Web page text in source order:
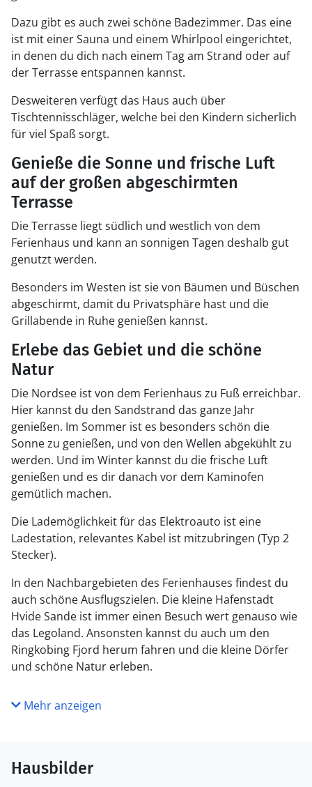
Dazu gibt es auch zwei schöne Badezimmer. Das eine
ist mit einer Sauna und einem Whirlpool eingerichtet,
in denen du dich nach einem Tag am Strand oder auf
der Terrasse entspannen kannst.
Desweiteren verfügt das Haus auch über
Tischtennisschläger, welche bei den Kindern sicherlich
für viel Spaß sorgt.
Genieße die Sonne und frische Luft
auf der großen abgeschirmten
Terrasse
Die Terrasse liegt südlich und westlich von dem
Ferienhaus und kann an sonnigen Tagen deshalb gut
genutzt werden.
Besonders im Westen ist sie von Bäumen und Büschen
abgeschirmt, damit du Privatsphäre hast und die
Grillabende in Ruhe genießen kannst.
Erlebe das Gebiet und die schöne
Natur
Die Nordsee ist von dem Ferienhaus zu Fuß erreichbar.
Hier kannst du den Sandstrand das ganze Jahr
genießen. Im Sommer ist es besonders schön die
Sonne zu genießen, und von den Wellen abgekühlt zu
werden. Und im Winter kannst du die frische Luft
genießen und es dir danach vor dem Kaminofen
gemütlich machen.
Die Lademöglichkeit für das Elektroauto ist eine
Ladestation, relevantes Kabel ist mitzubringen (Typ 2
Stecker).
In den Nachbargebieten des Ferienhauses findest du
auch schöne Ausflugszielen. Die kleine Hafenstadt
Hvide Sande ist immer einen Besuch wert genauso wie
das Legoland. Ansonsten kannst du auch um den
Ringkobing Fjord herum fahren und die kleine Dörfer
und schöne Natur erleben.
Mehr anzeigen
Hausbilder